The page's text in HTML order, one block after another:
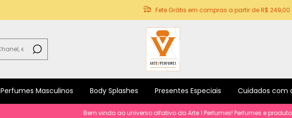
Fete Grátis em compras a partir de R$ 249,00
Perfumes Masculinos Body Splashes Presentes Especiais Cuidados com
Bem vindo ao universo olfativo da Arte 1 Perfumes! Perfumes e produtos